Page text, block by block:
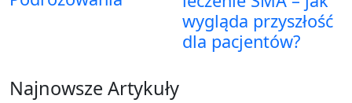
wygląda przyszłość
dla pacjentów?
Najnowsze Artykuły